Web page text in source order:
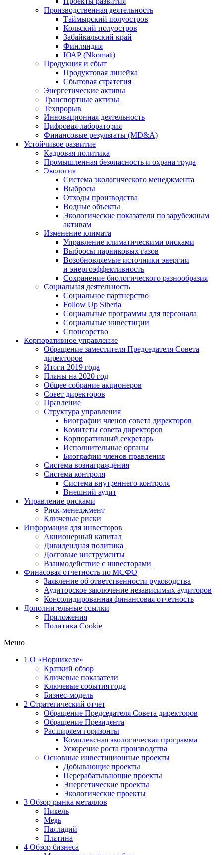
Производственная деятельность
Таймырский полуостров
Кольский полуостров
Забайкальский край
Финляндия
ЮАР (Nkomati)
Продукция и сбыт
Продуктовая линейка
Сбытовая стратегия
Энергетические активы
Транспортные активы
Техпрорыв
Инновационная деятельность
Цифровая лаборатория
Финансовые результаты (MD&A)
Устойчивое развитие
Кадровая политика
Промышленная безопасность и охрана труда
Экология
Система экологического менеджмента
Выбросы
Отходы производства
Водные объекты
Экологические показатели по зарубежным
активам
Изменение климата
Управление климатическими рисками
Выбросы парниковых газов
Возобновляемые источники энергии
и энергоэффективность
Сохранение биологического разнообразия
Социальная деятельность
Социальное партнерство
Follow Up Siberia
Социальные программы для персонала
Социальные инвестиции
Спонсорство
Корпоративное управление
Обращение заместителя Председателя Совета
директоров
Итоги 2019 года
Планы на 2020 год
Общее собрание акционеров
Совет директоров
Правление
Структура управления
Биографии членов совета директоров
Комитеты совета директоров
Корпоративный секретарь
Исполнительные органы
Биографии членов правления
Система вознаграждения
Система контроля
Система внутреннего контроля
Внешний аудит
Управление рисками
Риск-менеджмент
Ключевые риски
Информация для инвесторов
Акционерный капитал
Дивидендная политика
Долговые инструменты
Взаимодействие с инвеcторами
Финасовая отчетность по МСФО
Заявление об ответственности руководства
Аудиторское заключение независимых аудиторов
Консолидированная финансовая отчетность
Дополнительные ссылки
Приложения
Политика Cookie
Меню
1 О «Норникеле»
Краткий обзор
Ключевые показатели
Ключевые события года
Бизнес-модель
2 Стратегический отчет
Обращение Председателя Совета директоров
Обращение Президента
Расширяем горизонты
Комплексная экологическая программа
Ускорение роста производства
Основные инвестиционные проекты
Добывающие проекты
Перерабатывающие проекты
Энергетические проекты
Экологические проекты
3 Обзор рынка металлов
Никель
Медь
Палладий
Платина
4 Обзор бизнеса